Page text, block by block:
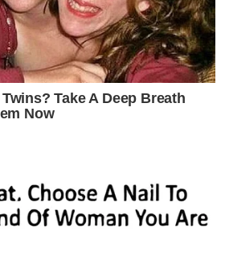
Take A Deep Breath
Now